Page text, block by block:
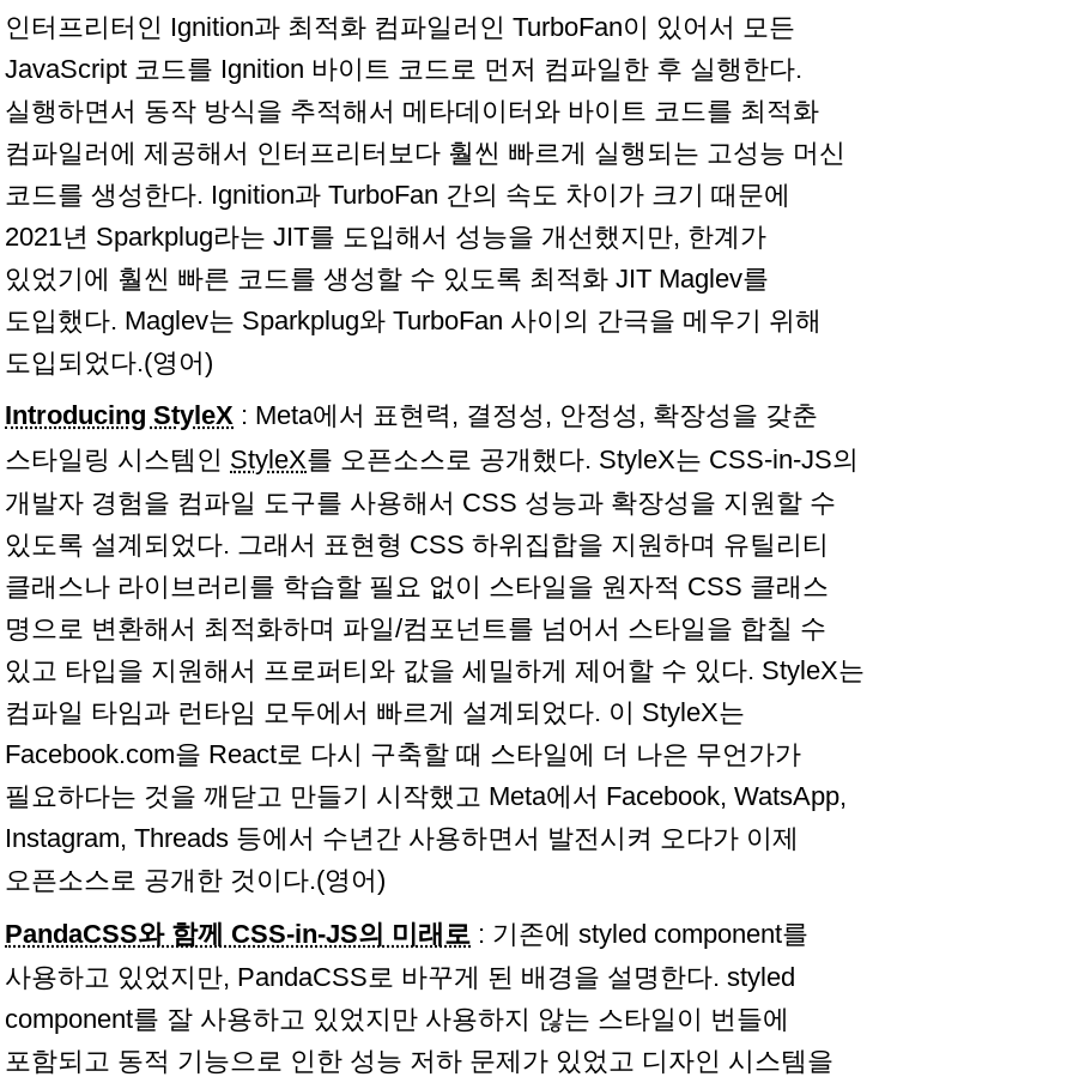
인터프리터인 Ignition과 최적화 컴파일러인 TurboFan이 있어서 모든
JavaScript 코드를 Ignition 바이트 코드로 먼저 컴파일한 후 실행한다.
실행하면서 동작 방식을 추적해서 메타데이터와 바이트 코드를 최적화
컴파일러에 제공해서 인터프리터보다 훨씬 빠르게 실행되는 고성능 머신
코드를 생성한다. Ignition과 TurboFan 간의 속도 차이가 크기 때문에
2021년 Sparkplug라는 JIT를 도입해서 성능을 개선했지만, 한계가
있었기에 훨씬 빠른 코드를 생성할 수 있도록 최적화 JIT Maglev를
도입했다. Maglev는 Sparkplug와 TurboFan 사이의 간극을 메우기 위해
도입되었다.(영어)
Introducing StyleX : Meta에서 표현력, 결정성, 안정성, 확장성을 갖춘
스타일링 시스템인 StyleX를 오픈소스로 공개했다. StyleX는 CSS-in-JS의
개발자 경험을 컴파일 도구를 사용해서 CSS 성능과 확장성을 지원할 수
있도록 설계되었다. 그래서 표현형 CSS 하위집합을 지원하며 유틸리티
클래스나 라이브러리를 학습할 필요 없이 스타일을 원자적 CSS 클래스
명으로 변환해서 최적화하며 파일/컴포넌트를 넘어서 스타일을 합칠 수
있고 타입을 지원해서 프로퍼티와 값을 세밀하게 제어할 수 있다. StyleX는
컴파일 타임과 런타임 모두에서 빠르게 설계되었다. 이 StyleX는
Facebook.com을 React로 다시 구축할 때 스타일에 더 나은 무언가가
필요하다는 것을 깨닫고 만들기 시작했고 Meta에서 Facebook, WatsApp,
Instagram, Threads 등에서 수년간 사용하면서 발전시켜 오다가 이제
오픈소스로 공개한 것이다.(영어)
PandaCSS와 함께 CSS-in-JS의 미래로 : 기존에 styled component를
사용하고 있었지만, PandaCSS로 바꾸게 된 배경을 설명한다. styled
component를 잘 사용하고 있었지만 사용하지 않는 스타일이 번들에
포함되고 동적 기능으로 인한 성능 저하 문제가 있었고 디자인 시스템을